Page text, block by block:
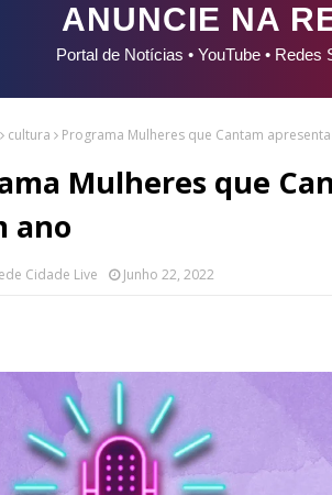
ANUNCIE NA
Portal de Notícias • YouTube •
cultura Programa Mulheres que Cantam
Mulheres que
ano
Cidade Live Junho 22, 2022